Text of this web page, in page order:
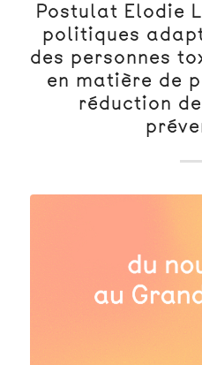
Postulat Elodie
politiques
des personnes
en matière de
réduction